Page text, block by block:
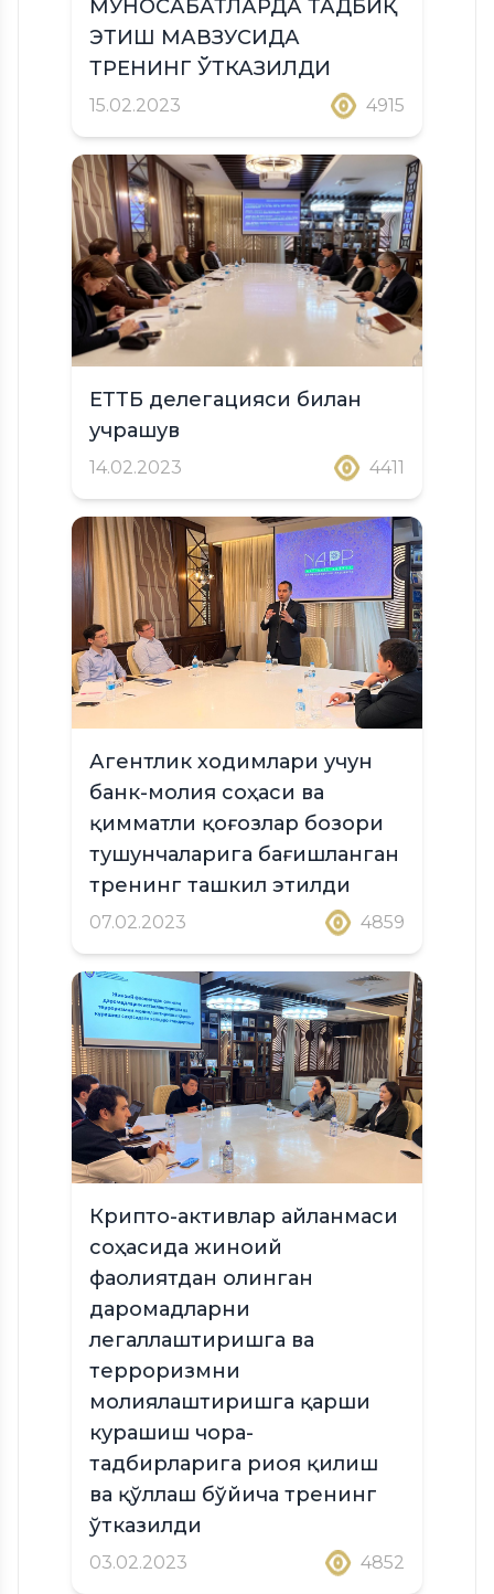
МУНОСАБАТЛАРДА ТАДБИҚ
ЭТИШ МАВЗУСИДА
ТРЕНИНГ ЎТКАЗИЛДИ
15.02.2023 4915
ЕТТБ делегацияси билан
учрашув
14.02.2023 4411
Агентлик ходимлари учун
банк-молия соҳаси ва
қимматли қоғозлар бозори
тушунчаларига бағишланган
тренинг ташкил этилди
07.02.2023 4859
Крипто-активлар айланмаси
соҳасида жиноий
фаолиятдан олинган
даромадларни
легаллаштиришга ва
терроризмни
молиялаштиришга қарши
курашиш чора-
тадбирларига риоя қилиш
ва қўллаш бўйича тренинг
ўтказилди
03.02.2023 4852